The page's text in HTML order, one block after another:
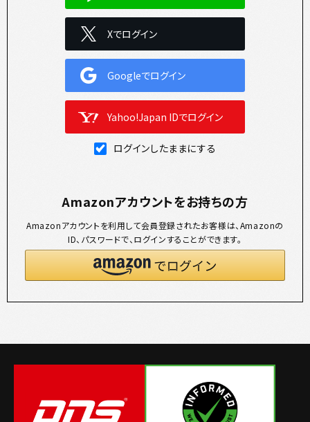
Xでログイン
Googleでログイン
Yahoo!Japan IDでログイン
ログインしたままにする
Amazonアカウントをお持ちの方
Amazonアカウントを利用して会員登録されたお客様は、Amazonの
ID、パスワードで、ログインすることができます。